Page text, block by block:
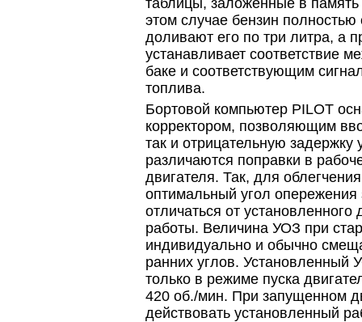
таблицы, заложенные в
этом случае бензин полностью
доливают его по три литра, а
устанавливает соответствие
баке и соответствующим
топлива.
Бортовой компьютер PILOT
корректором, позволяющим
так и отрицательную
различаются поправки в
двигателя. Так, для
оптимальный угол опережения
отличаться от
работы. Величина УОЗ при
индивидуально и обычно
ранних углов. Установленный
только в режиме пуска
420 об./мин. При запущенном
действовать установленный